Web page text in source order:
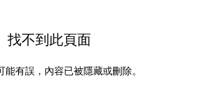
找不到此頁面
能有誤，內容已被隱藏或刪除。